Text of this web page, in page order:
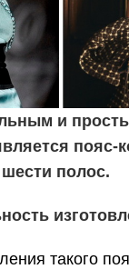
и
пояс-
полос.
такого